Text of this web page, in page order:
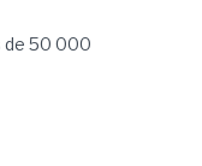
de 50 000